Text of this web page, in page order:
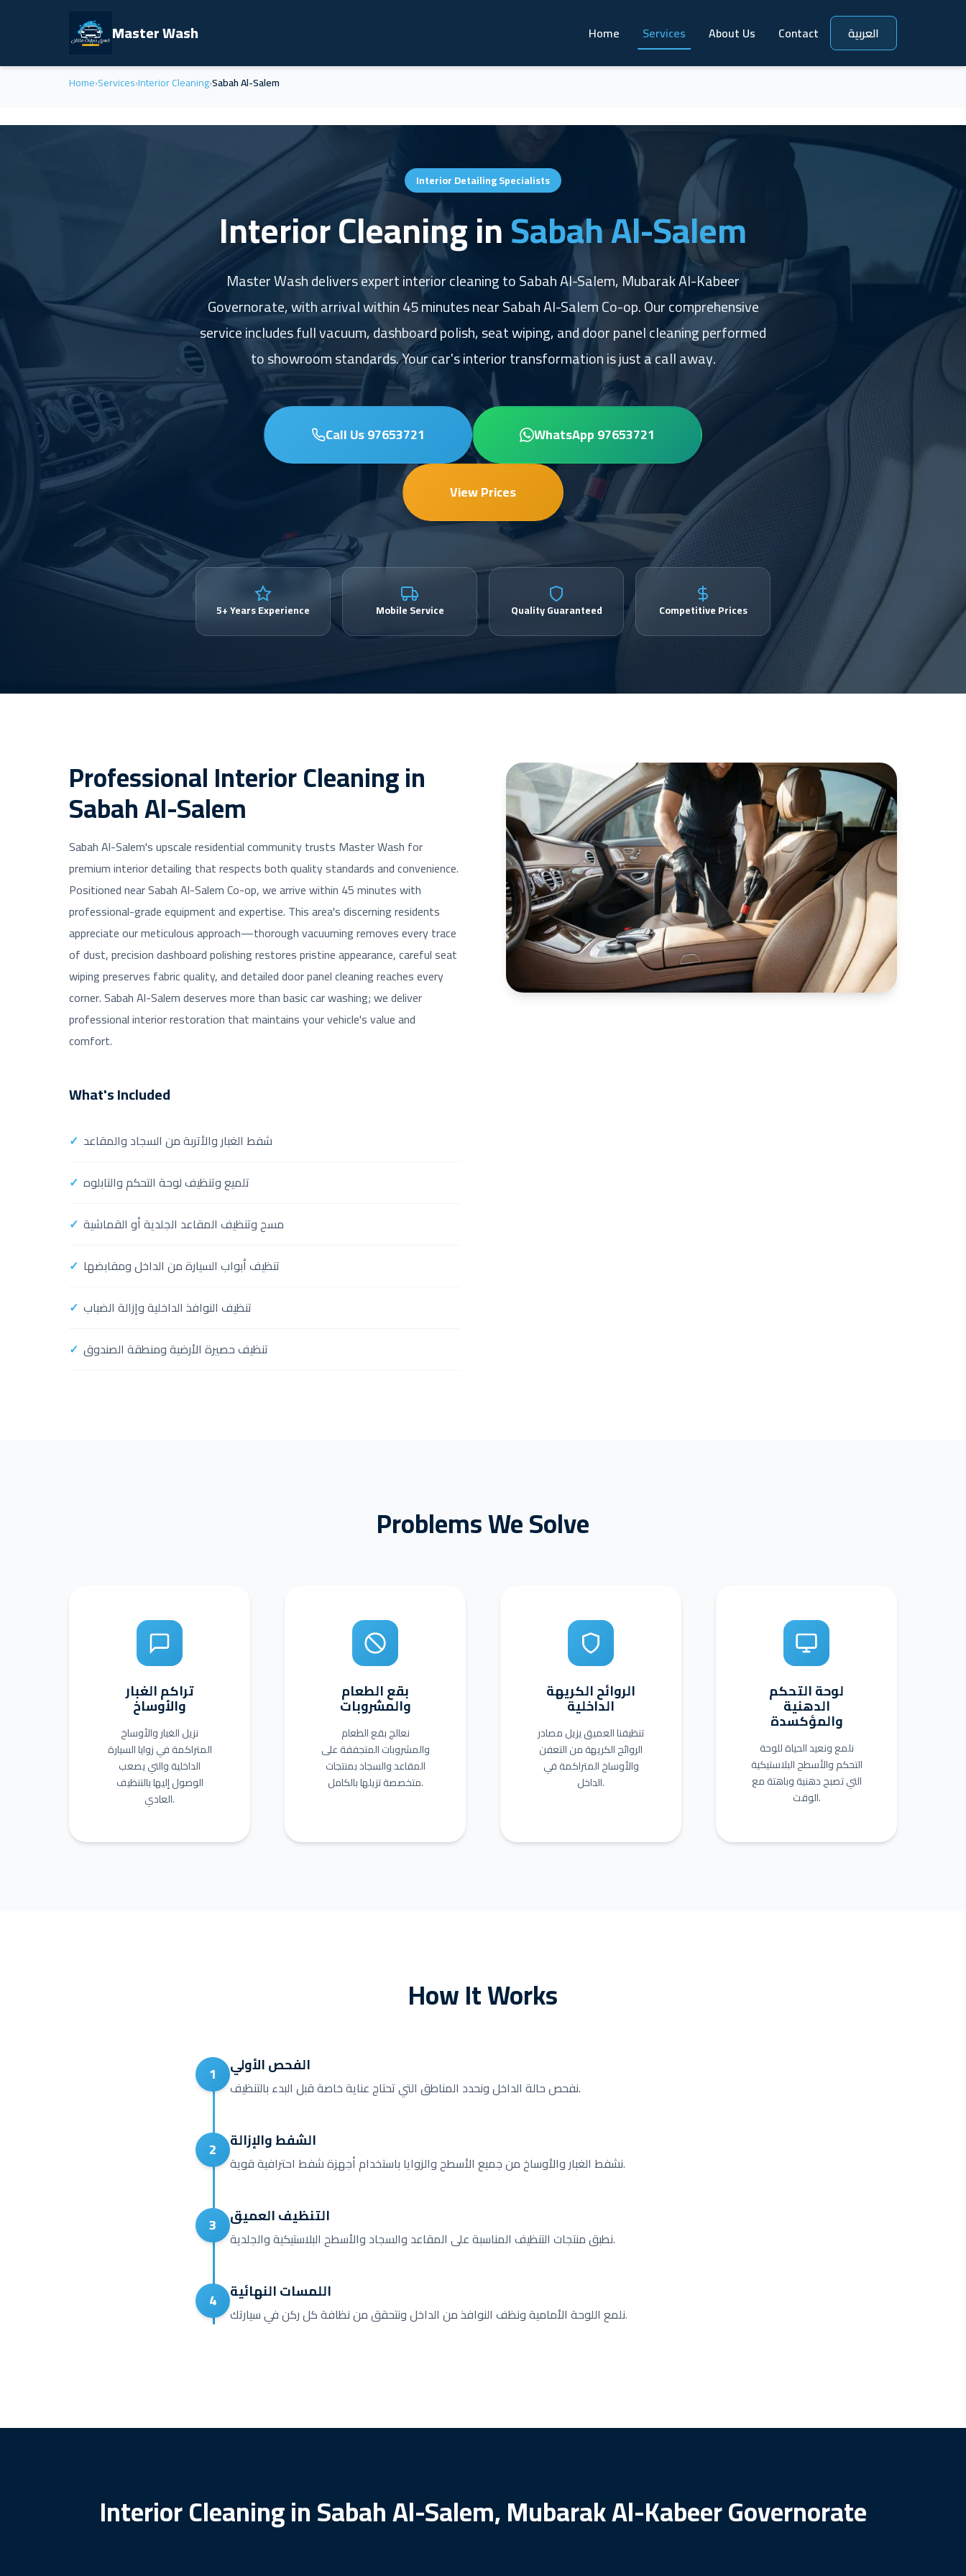
Master Wash Home Services About Us Contact العربية
Home›Services›Interior Cleaning›Sabah Al-Salem
Interior Detailing Specialists
Interior Cleaning inSabah Al-Salem
Master Wash delivers expert interior cleaning to Sabah Al-Salem, Mubarak Al-Kabeer
Governorate, with arrival within 45 minutes near Sabah Al-Salem Co-op. Our comprehensive
service includes full vacuum, dashboard polish, seat wiping, and door panel cleaning performed
to showroom standards. Your car's interior transformation is just a call away.
Call Us 97653721 WhatsApp 97653721
View Prices
5+ Years Experience Mobile Service Quality Guaranteed Competitive Prices
Professional Interior Cleaning in
Sabah Al-Salem
Sabah Al-Salem's upscale residential community trusts Master Wash for
premium interior detailing that respects both quality standards and convenience.
Positioned near Sabah Al-Salem Co-op, we arrive within 45 minutes with
professional-grade equipment and expertise. This area's discerning residents
appreciate our meticulous approach—thorough vacuuming removes every trace
of dust, precision dashboard polishing restores pristine appearance, careful seat
wiping preserves fabric quality, and detailed door panel cleaning reaches every
corner. Sabah Al-Salem deserves more than basic car washing; we deliver
professional interior restoration that maintains your vehicle's value and
comfort.
What's Included
شفط الغبار والأتربة من السجاد والمقاعد
تلميع وتنظيف لوحة التحكم والتابلوه
مسح وتنظيف المقاعد الجلدية أو القماشية
تنظيف أبواب السيارة من الداخل ومقابضها
تنظيف النوافذ الداخلية وإزالة الضباب
تنظيف حصيرة الأرضية ومنطقة الصندوق
Problems We Solve
تراكم الغبار
والأوساخ
نزيل الغبار والأوساخ
المتراكمة في زوايا السيارة
الداخلية والتي يصعب
الوصول إليها بالتنظيف
العادي.
بقع الطعام
والمشروبات
نعالج بقع الطعام
والمشروبات المتجففة على
المقاعد والسجاد بمنتجات
متخصصة تزيلها بالكامل.
الروائح الكريهة
الداخلية
تنظيفنا العميق يزيل مصادر
الروائح الكريهة من التعفن
والأوساخ المتراكمة في
الداخل.
لوحة التحكم
الدهنية
والمؤكسدة
نلمع ونعيد الحياة للوحة
التحكم والأسطح البلاستيكية
التي تصبح دهنية وباهتة مع
الوقت.
How It Works
1 الفحص الأولي
نفحص حالة الداخل ونحدد المناطق التي تحتاج عناية خاصة قبل البدء بالتنظيف.
2 الشفط والإزالة
نشفط الغبار والأوساخ من جميع الأسطح والزوايا باستخدام أجهزة شفط احترافية قوية.
3 التنظيف العميق
نطبق منتجات التنظيف المناسبة على المقاعد والسجاد والأسطح البلاستيكية والجلدية.
4 اللمسات النهائية
نلمع اللوحة الأمامية ونظف النوافذ من الداخل ونتحقق من نظافة كل ركن في سيارتك.
Interior Cleaning in Sabah Al-Salem, Mubarak Al-Kabeer Governorate